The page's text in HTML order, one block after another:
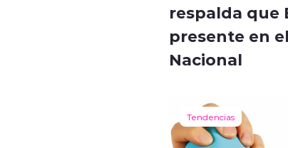
respalda que
presente en
Nacional
Tendencias